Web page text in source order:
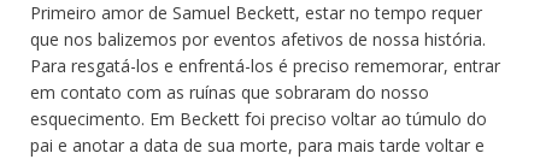
Primeiro amor de Samuel Beckett, estar no tempo requer
que nos balizemos por eventos afetivos de nossa história.
Para resgatá-los e enfrentá-los é preciso rememorar, entrar
em contato com as ruínas que sobraram do nosso
esquecimento. Em Beckett foi preciso voltar ao túmulo do
pai e anotar a data de sua morte, para mais tarde voltar e